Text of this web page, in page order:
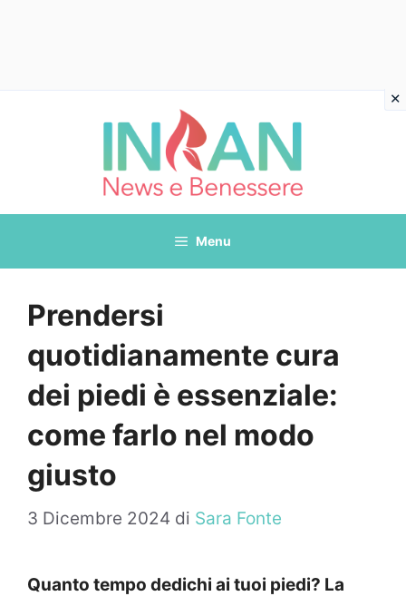
Menu
Prendersi
quotidianamente cura
dei piedi è essenziale:
come farlo nel modo
giusto
3 Dicembre 2024 di Sara Fonte
Quanto tempo dedichi ai tuoi piedi? La